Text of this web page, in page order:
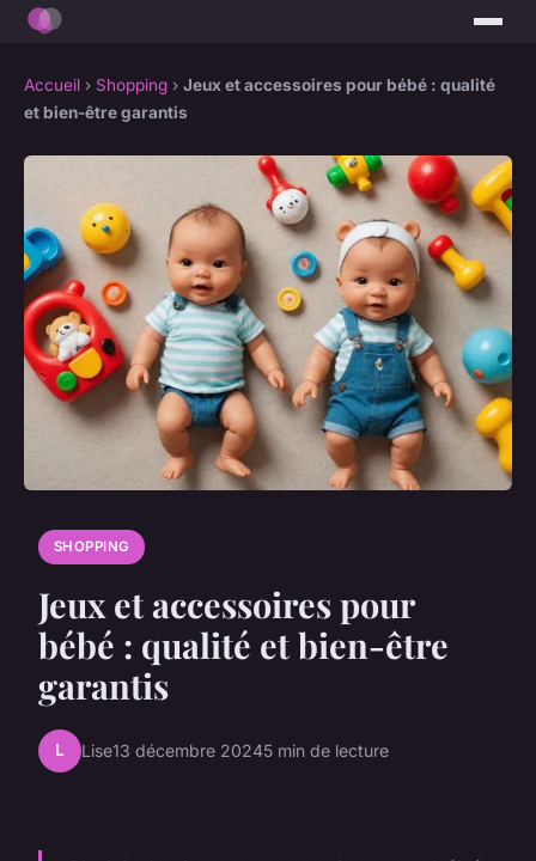
Accueil › Shopping › Jeux et accessoires pour bébé : qualité
et bien-être garantis
SHOPPING
Jeux et accessoires pour
bébé : qualité et bien-être
garantis
L Lise13 décembre 20245 min de lecture